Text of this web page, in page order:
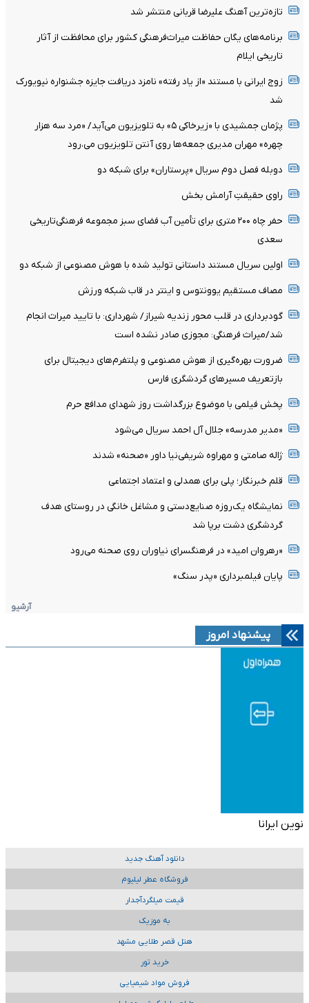
تازه‌ترین آهنگ علیرضا قربانی منتشر شد
برنامه‌های یگان حفاظت میراث‌فرهنگی کشور برای محافظت از آثار
تاریخی ایلام
زوج ایرانی با مستند «از یاد رفته» نامزد دریافت جایزه جشنواره نیویورک
شد
پژمان جمشیدی با «زیرخاکی ۵» به تلویزیون می‌آید/ «مرد سه هزار
چهره» مهران مدیری جمعه‌ها روی آنتن تلویزیون می‌،رود
دوبله فصل دوم سریال «پرستاران» برای شبکه دو
راوی حقیقتِ آرامش‌ بخش
حفر چاه ۲۰۰ متری برای تأمین آب فضای سبز مجموعه فرهنگی‌تاریخی
سعدی
اولین سریال مستند داستانی تولید شده با هوش مصنوعی از شبکه دو
مصاف مستقیم یوونتوس و اینتر در قاب شبکه ورزش
گودبرداری در قلب محور زندیه شیراز/ شهرداری: با تایید میراث انجام
شد/میراث فرهنگی: مجوزی صادر نشده است
ضرورت بهره‌گیری از هوش مصنوعی و پلتفرم‌های دیجیتال برای
بازتعریف مسیرهای گردشگری فارس
پخش فیلمی با موضوع بزرگداشت روز شهدای مدافع حرم
«مدیر مدرسه» جلال آل احمد سریال می‌شود
ژاله صامتی و مهراوه شریفی‌نیا داور «صحنه» شدند
قلم خبرنگار؛ پلی برای همدلی و اعتماد اجتماعی
نمایشگاه یک‌روزه صنایع‌دستی و مشاغل خانگی در روستای هدف
گردشگری دشت برپا شد
«رهروان امید» در فرهنگسرای نیاوران روی صحنه می‌رود
پایان فیلمبرداری «پدر سنگ»
آرشیو
پیشنهاد امروز
نوین ایرانا
دانلود آهنگ جدید
فروشگاه عطر لیلیوم
قیمت میلگردآجدار
به موزیک
هتل قصر طلایی مشهد
خرید تور
فروش مواد شیمیایی